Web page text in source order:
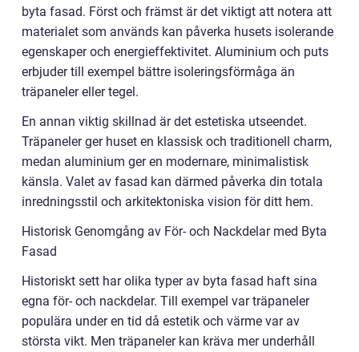
byta fasad. Först och främst är det viktigt att notera att
materialet som används kan påverka husets isolerande
egenskaper och energieffektivitet. Aluminium och puts
erbjuder till exempel bättre isoleringsförmåga än
träpaneler eller tegel.
En annan viktig skillnad är det estetiska utseendet.
Träpaneler ger huset en klassisk och traditionell charm,
medan aluminium ger en modernare, minimalistisk
känsla. Valet av fasad kan därmed påverka din totala
inredningsstil och arkitektoniska vision för ditt hem.
Historisk Genomgång av För- och Nackdelar med Byta
Fasad
Historiskt sett har olika typer av byta fasad haft sina
egna för- och nackdelar. Till exempel var träpaneler
populära under en tid då estetik och värme var av
största vikt. Men träpaneler kan kräva mer underhåll